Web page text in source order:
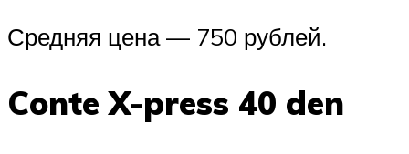
Средняя цена — 750 рублей.
Conte X-press 40 den